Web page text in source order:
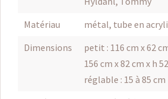
Matériau
métal, tube en
Dimensions
petit : 116 cm x 62
156 cm x 82 cm x h
réglable : 15 à 85 cm